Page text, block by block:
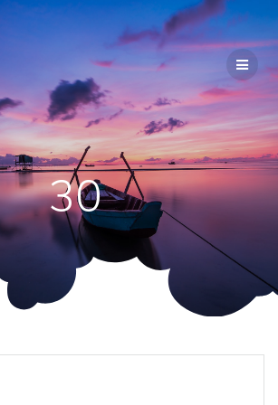
Passer
au
contenu
30